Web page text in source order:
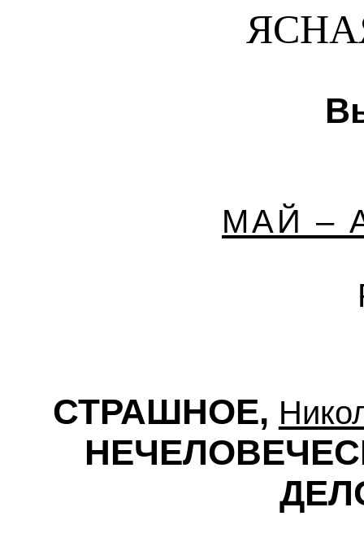
МАЙ –
СТРАШНОЕ,